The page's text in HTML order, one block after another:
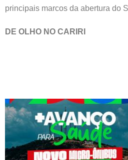
principais marcos da abertura do
DE OLHO NO CARIRI